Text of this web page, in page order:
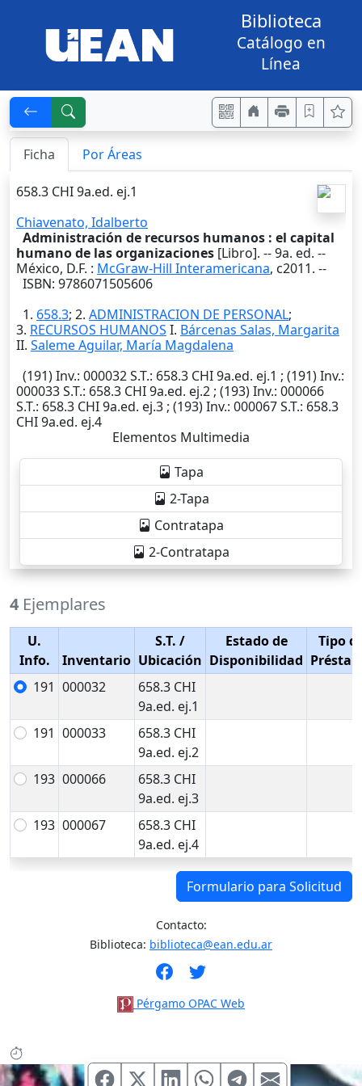
Biblioteca
Catálogo en
Línea
Ficha Por Áreas
658.3 CHI 9a.ed. ej.1
Chiavenato, Idalberto
Administración de recursos humanos : el capital
humano de las organizaciones [Libro]. --9a. ed. --
México, D.F. : McGraw-Hill Interamericana, c2011. --
ISBN: 9786071505606
1. 658.3; 2. ADMINISTRACION DE PERSONAL;
3. RECURSOS HUMANOS I. Bárcenas Salas, Margarita
II. Saleme Aguilar, María Magdalena
(191)Inv.: 000032S.T.: 658.3 CHI 9a.ed. ej.1 ; (191)Inv.:
000033S.T.: 658.3 CHI 9a.ed. ej.2 ; (193)Inv.: 000066
S.T.: 658.3 CHI 9a.ed. ej.3 ; (193)Inv.: 000067S.T.: 658.3
CHI 9a.ed. ej.4
Elementos Multimedia
Tapa
2-Tapa
Contratapa
2-Contratapa
4 Ejemplares
U.
Info.
Inventario
S.T. /
Ubicación
Estado de
Disponibilidad
Tipo
191 000032
658.3 CHI
9a.ed. ej.1
191 000033
658.3 CHI
9a.ed. ej.2
193 000066
658.3 CHI
9a.ed. ej.3
193 000067
658.3 CHI
9a.ed. ej.4
Formulario para Solicitud
Contacto:
Biblioteca: biblioteca@ean.edu.ar
Pérgamo OPAC Web